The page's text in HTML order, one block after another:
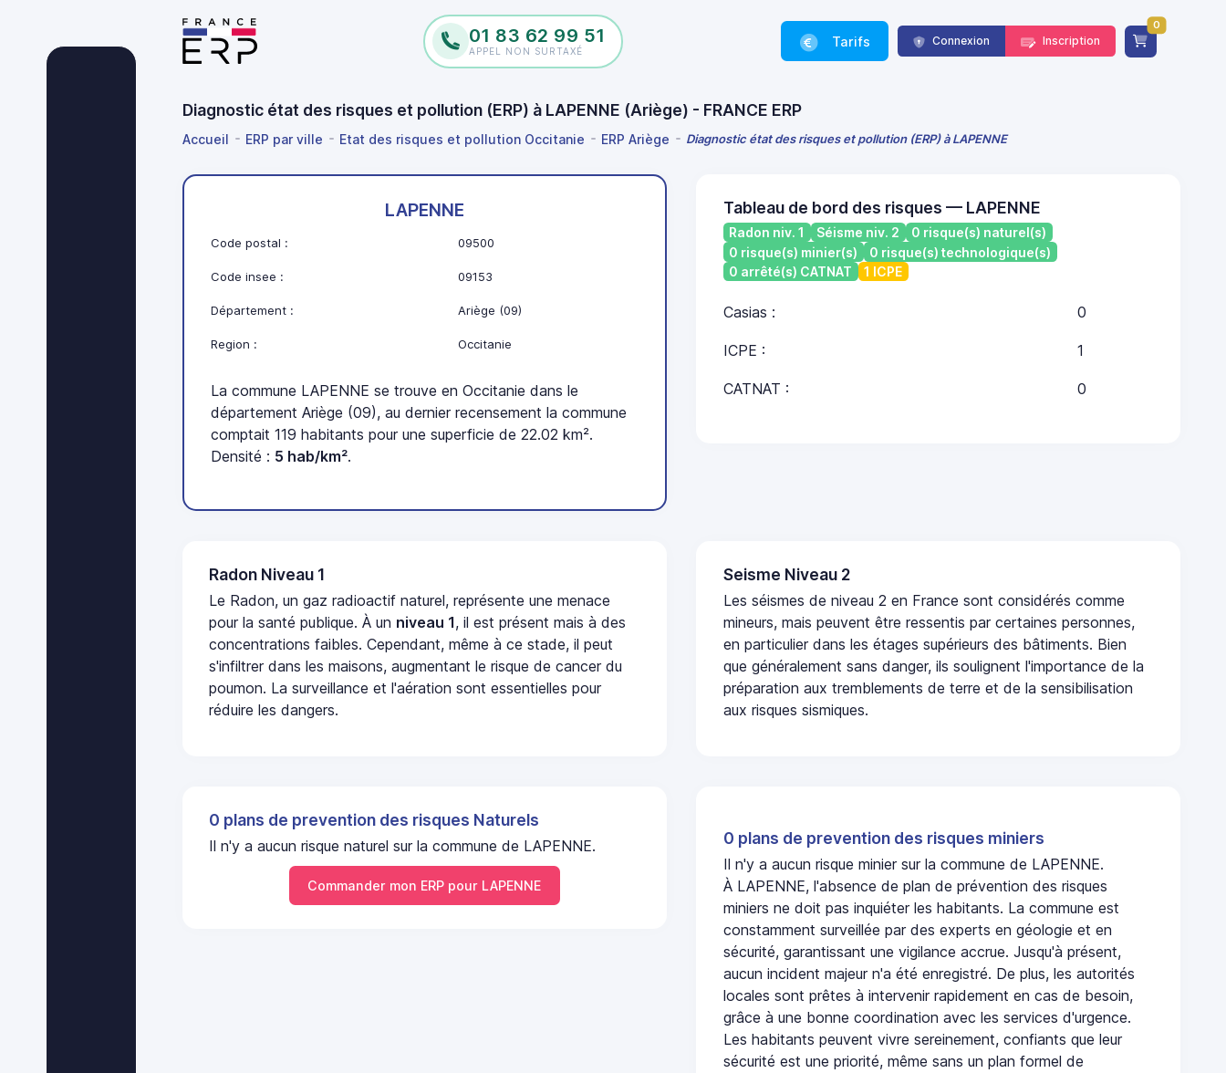
01 83 62 99 51
APPEL NON SURTAXÉ
Tarifs Connexion Inscription
0
Diagnostic état des risques et pollution (ERP) à LAPENNE (Ariège) - FRANCE ERP
Accueil ERP par ville Etat des risques et pollution Occitanie ERP Ariège Diagnostic état des risques et pollution (ERP) à LAPENNE
LAPENNE
Code postal : 09500
Code insee : 09153
Département : Ariège (09)
Region : Occitanie
La commune LAPENNE se trouve en Occitanie dans le
département Ariège (09), au dernier recensement la commune
comptait 119 habitants pour une superficie de 22.02 km².
Densité : 5 hab/km².
Tableau de bord des risques — LAPENNE
Radon niv. 1 Séisme niv. 2
0 risque(s) naturel(s)
0 risque(s) minier(s)
0 risque(s) technologique(s)
0 arrêté(s) CATNAT
1 ICPE
Casias : 0
ICPE : 1
CATNAT : 0
Radon Niveau 1
Le Radon, un gaz radioactif naturel, représente une menace
pour la santé publique. À un niveau 1, il est présent mais à des
concentrations faibles. Cependant, même à ce stade, il peut
s'infiltrer dans les maisons, augmentant le risque de cancer du
poumon. La surveillance et l'aération sont essentielles pour
réduire les dangers.
Seisme Niveau 2
Les séismes de niveau 2 en France sont considérés comme
mineurs, mais peuvent être ressentis par certaines personnes,
en particulier dans les étages supérieurs des bâtiments. Bien
que généralement sans danger, ils soulignent l'importance de la
préparation aux tremblements de terre et de la sensibilisation
aux risques sismiques.
0 plans de prevention des risques Naturels
Il n'y a aucun risque naturel sur la commune de LAPENNE.
Commander mon ERP pour LAPENNE
0 plans de prevention des risques miniers
Il n'y a aucun risque minier sur la commune de LAPENNE.
À LAPENNE, l'absence de plan de prévention des risques
miniers ne doit pas inquiéter les habitants. La commune est
constamment surveillée par des experts en géologie et en
sécurité, garantissant une vigilance accrue. Jusqu'à présent,
aucun incident majeur n'a été enregistré. De plus, les autorités
locales sont prêtes à intervenir rapidement en cas de besoin,
grâce à une bonne coordination avec les services d'urgence.
Les habitants peuvent vivre sereinement, confiants que leur
sécurité est une priorité, même sans un plan formel de